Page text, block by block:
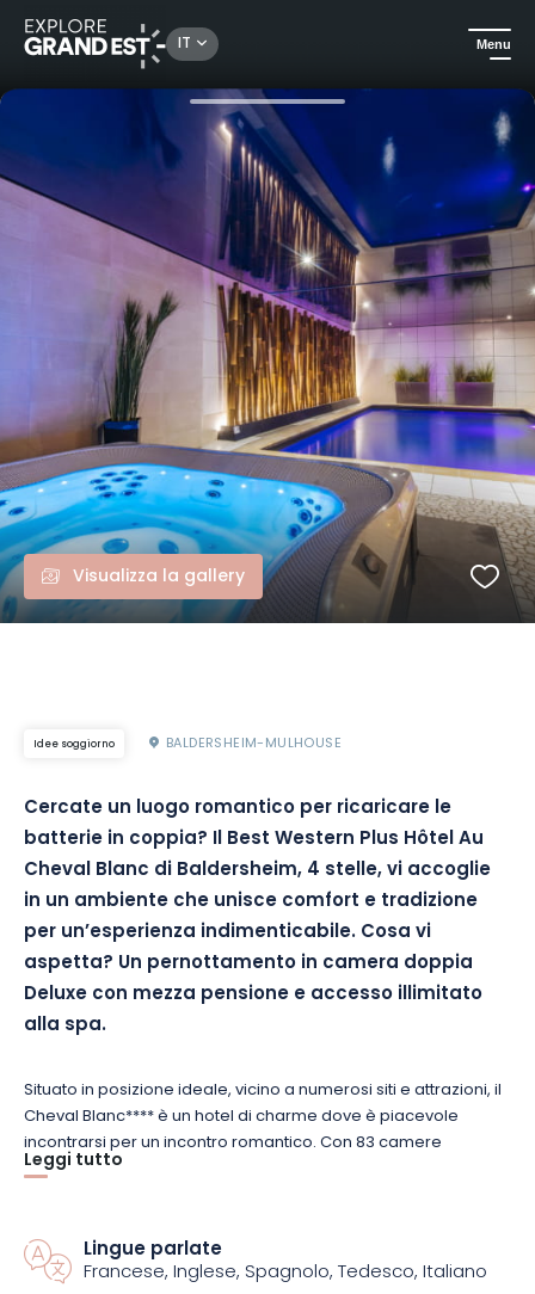
IT Menu
Idee soggiorno Pacchetto romantico all'Hotel Cheval Blanc****
Visualizza la gallery
Idee soggiorno BALDERSHEIM-MULHOUSE
Cercate un luogo romantico per ricaricare le
batterie in coppia? Il Best Western Plus Hôtel Au
Cheval Blanc di Baldersheim, 4 stelle, vi accoglie
in un ambiente che unisce comfort e tradizione
per un’esperienza indimenticabile. Cosa vi
aspetta? Un pernottamento in camera doppia
Deluxe con mezza pensione e accesso illimitato
alla spa.
Situato in posizione ideale, vicino a numerosi siti e attrazioni, il
ChevalBlanc****è un hotel di charme dove è piacevole
incontrarsi per un incontro romantico.Con 83 camere
confortevoli, questa struttura vi trasporterà fuori dal tempo
con gusto e completamente attrezzata, offre un accesso
diretto con l’ascensore alla piscina coperta.
Leggi tutto
Lingue parlate
Francese, Inglese, Spagnolo, Tedesco, Italiano